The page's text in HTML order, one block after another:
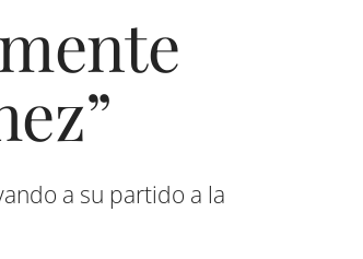
a su partido a la